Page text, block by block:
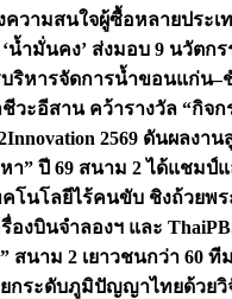
ความสนใจผู้ซื้อหลายประเ
น้ำมั่นคง’ ส่งมอบ 9 นวัตก
ริหารจัดการน้ำขอนแก่น–
วะอีสาน คว้ารางวัล “กิจก
2569 ดันผลงา
า” ปี 69 สนาม 2 ได้แชมป์
คโนโลยีไร้คนขับ ชิงถ้วยพ
องบินจำลองฯ และ
สนาม 2 เยาวชนกว่า 60
กระดับภูมิปัญญาไทยด้วยวิ